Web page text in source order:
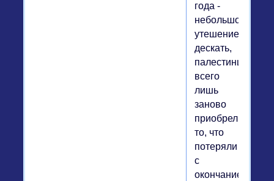
года -
небольшое
утешение:
дескать,
палестинцы
всего
лишь
заново
приобрели
то, что
потеряли
с
окончанием